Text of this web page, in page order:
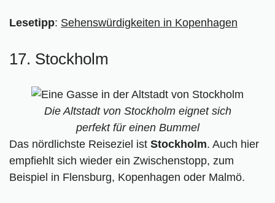
Lesetipp: Sehenswürdigkeiten in Kopenhagen
17. Stockholm
Die Altstadt von Stockholm eignet sich
perfekt für einen Bummel
Das nördlichste Reiseziel ist Stockholm. Auch hier
empfiehlt sich wieder ein Zwischenstopp, zum
Beispiel in Flensburg, Kopenhagen oder Malmö.